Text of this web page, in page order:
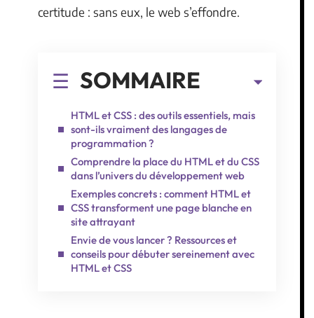
certitude : sans eux, le web s’effondre.
SOMMAIRE
HTML et CSS : des outils essentiels, mais
sont-ils vraiment des langages de
programmation ?
Comprendre la place du HTML et du CSS
dans l’univers du développement web
Exemples concrets : comment HTML et
CSS transforment une page blanche en
site attrayant
Envie de vous lancer ? Ressources et
conseils pour débuter sereinement avec
HTML et CSS